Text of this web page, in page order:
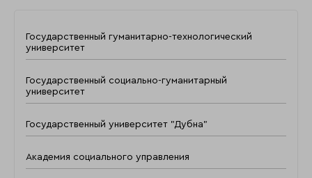
Государственный гуманитарно-технологический
университет
Государственный социально-гуманитарный
университет
Государственный университет "Дубна"
Академия социального управления